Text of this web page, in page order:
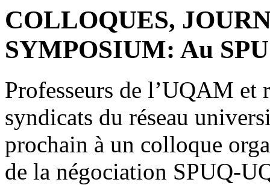
COLLOQUES,
SYMPOSIUM: Au
Professeurs de l’UQAM et
syndicats du réseau
prochain à un colloque
de la négociation SPUQ-